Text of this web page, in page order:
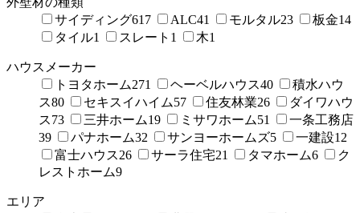
サイディング617 ALC41 モルタル23 板金14
タイル1 スレート 1 木1
ハウスメーカー
トヨタホーム271 ヘーベルハウス40
積水ハウ
ス80 セキスイハイム57 住友林業26
ダイワハウ
ス73 三井ホーム19 ミサワホーム51
一条工務店
39
パナホーム32 サンヨーホームズ5 一建設12
富士ハウス26 サーラ住宅21 タマホーム6
ク
レストホーム9
エリア